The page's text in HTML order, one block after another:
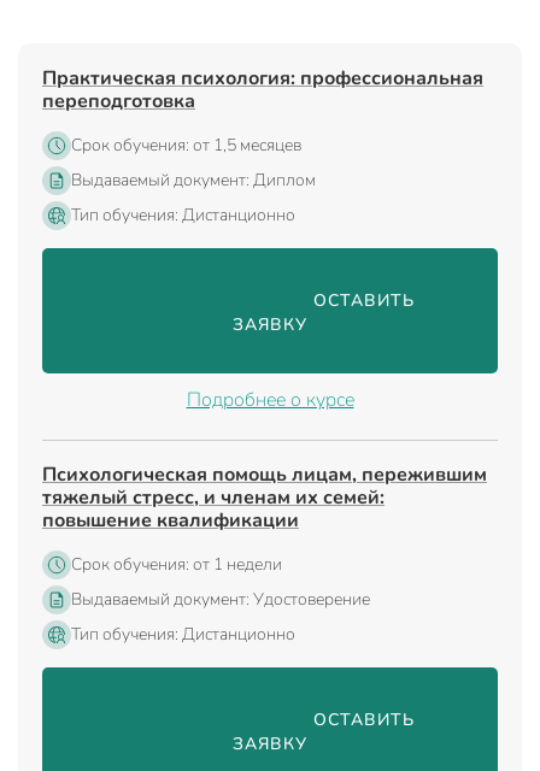
Практическая психология: профессиональная
переподготовка
Срок обучения: от 1,5 месяцев
Выдаваемый документ: Диплом
Тип обучения: Дистанционно
                                ОСТАВИТЬ
ЗАЯВКУ
Подробнее о курсе
Психологическая помощь лицам, пережившим
тяжелый стресс, и членам их семей:
повышение квалификации
Срок обучения: от 1 недели
Выдаваемый документ: Удостоверение
Тип обучения: Дистанционно
                                ОСТАВИТЬ
ЗАЯВКУ